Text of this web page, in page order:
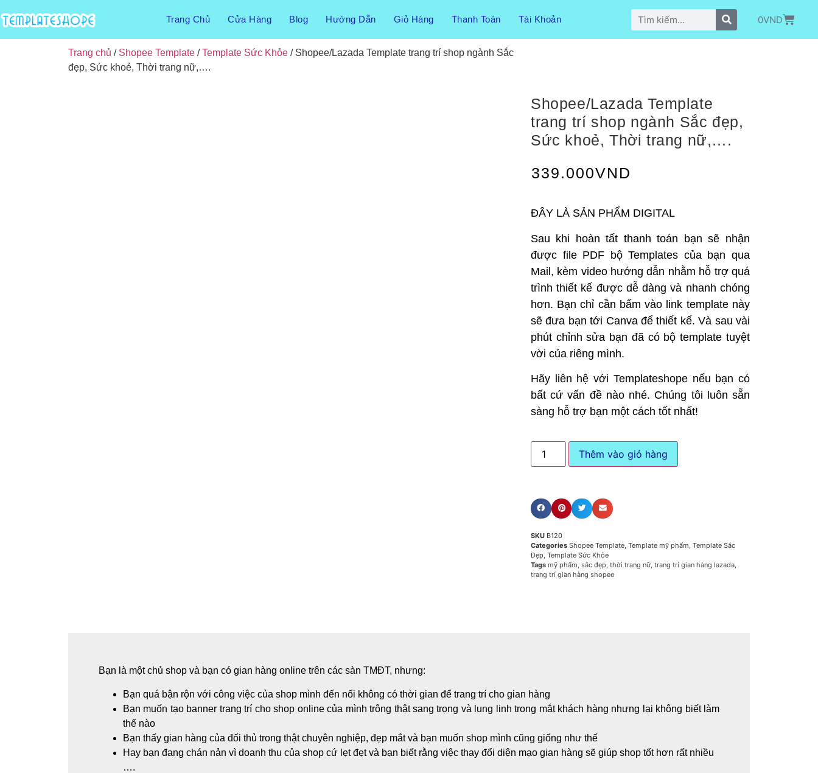
Trang Chủ Cửa Hàng Blog Hướng Dẫn Giỏ Hàng Thanh Toán Tài Khoản 0VND
Trang chủ / Shopee Template /Template Sức Khỏe / Shopee/Lazada Template trang trí shop ngành Sắc
đẹp, Sức khoẻ, Thời trang nữ,….
Shopee/Lazada Template
trang trí shop ngành Sắc đẹp,
Sức khoẻ, Thời trang nữ,….
339.000VND
ĐÂY LÀ SẢN PHẨM DIGITAL
Sau khi hoàn tất thanh toán bạn sẽ nhận
được file PDF bộ Templates của bạn qua
Mail, kèm video hướng dẫn nhằm hỗ trợ quá
trình thiết kế được dễ dàng và nhanh chóng
hơn. Bạn chỉ cần bấm vào link template này
sẽ đưa bạn tới Canva để thiết kế. Và sau vài
phút chỉnh sửa bạn đã có bộ template tuyệt
vời của riêng mình.
Hãy liên hệ với Templateshope nếu bạn có
bất cứ vấn đề nào nhé. Chúng tôi luôn sẵn
sàng hỗ trợ bạn một cách tốt nhất!
Thêm vào giỏ hàng
SKU B120
Categories Shopee Template, Template mỹ phẩm, Template Sắc
Đẹp, Template Sức Khỏe
Tags mỹ phẩm, sắc đẹp, thời trang nữ, trang trí gian hàng lazada,
trang trí gian hàng shopee
Bạn là một chủ shop và bạn có gian hàng online trên các sàn TMĐT, nhưng:
Bạn quá bận rộn với công việc của shop mình đến nổi không có thời gian để trang trí cho gian hàng
Bạn muốn tạo banner trang trí cho shop online của mình trông thật sang trọng và lung linh trong mắt khách hàng nhưng lại không biết làm
thế nào
Bạn thấy gian hàng của đối thủ trong thật chuyên nghiệp, đẹp mắt và bạn muốn shop mình cũng giống như thế
Hay bạn đang chán nản vì doanh thu của shop cứ lẹt đẹt và bạn biết rằng việc thay đổi diện mạo gian hàng sẽ giúp shop tốt hơn rất nhiều
….